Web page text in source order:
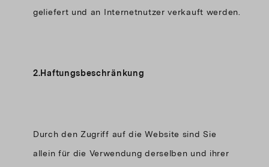
geliefert und an Internetnutzer verkauft werden.
2.Haftungsbeschränkung
Durch den Zugriff auf die Website sind Sie
allein für die Verwendung derselben und ihrer